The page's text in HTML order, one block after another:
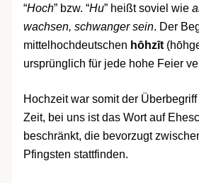
“Hoch” bzw. “Hu” heißt soviel wie
wachsen, schwanger sein. Der
mittelhochdeutschen hōhzīt
ursprünglich für jede hohe Feier
Hochzeit war somit der
Zeit, bei uns ist das Wort auf
beschränkt, die bevorzugt
Pfingsten stattfinden.